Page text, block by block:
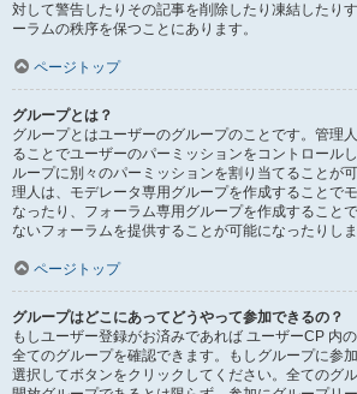
対して警告したりその記事を削除したり凍結したり
ーラムの秩序を保つことにあります。
ページトップ
グループとは？
グループとはユーザーのグループのことです。管理
ることでユーザーのパーミッションをコントロール
ループに別々のパーミッションを割り当てることが
理人は、モデレータ専用グループを作成することで
なったり、フォーラム専用グループを作成すること
ないフォーラムを提供することが可能になったりしま
ページトップ
グループはどこにあってどうやって参加できるの？
もしユーザー登録がお済みであれば ユーザーCP 内
全てのグループを確認できます。もしグループに参
選択してボタンをクリックしてください。全てのグ